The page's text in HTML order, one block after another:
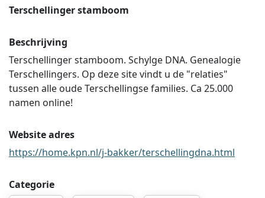
Terschellinger stamboom
Beschrijving
Terschellinger stamboom. Schylge DNA. Genealogie
Terschellingers. Op deze site vindt u de "relaties"
tussen alle oude Terschellingse families. Ca 25.000
namen online!
Website adres
https://home.kpn.nl/j-bakker/terschellingdna.html
Categorie